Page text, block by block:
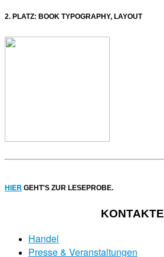
2. PLATZ: BOOK TYPOGRAPHY, LAYOUT
HIER GEHT'S ZUR LESEPROBE.
KONTAKTE
Handel
Presse & Veranstaltungen